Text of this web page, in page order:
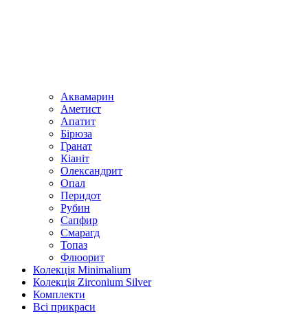
Аквамарин
Аметист
Апатит
Бірюза
Гранат
Кіаніт
Олександрит
Опал
Перидот
Рубин
Сапфир
Смарагд
Топаз
Флюорит
Колекція Minimalium
Колекція Zirconium Silver
Комплекти
Всі прикраси